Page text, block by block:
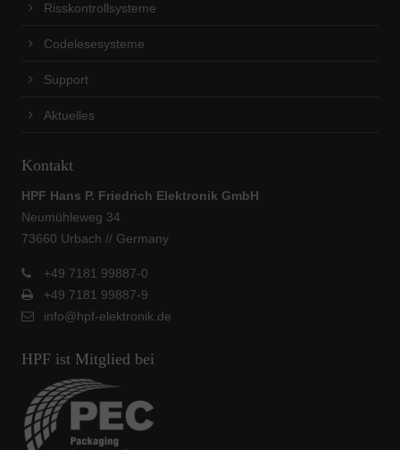
Risskontrollsysteme
Codelesesysteme
Support
Aktuelles
Kontakt
HPF Hans P. Friedrich Elektronik GmbH
Neumühleweg 34
73660 Urbach // Germany
+49 7181 99887-0
+49 7181 99887-9
info@hpf-elektronik.de
HPF ist Mitglied bei